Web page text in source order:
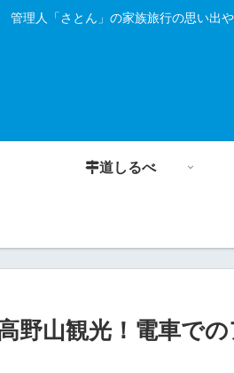
管理人「さとん」の家族旅行の思い出
道しるべ
野山観光！電車で